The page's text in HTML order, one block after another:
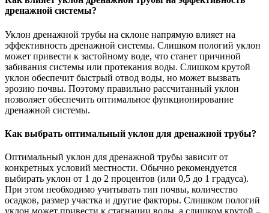
дренажной системы?
Уклон дренажной трубы на склоне напрямую влияет на
эффективность дренажной системы. Слишком пологий уклон
может привести к застойному воде, что станет причиной
забивания системы или протекания воды. Слишком крутой
уклон обеспечит быстрый отвод воды, но может вызвать
эрозию почвы. Поэтому правильно рассчитанный уклон
позволяет обеспечить оптимальное функционирование
дренажной системы.
Как выбрать оптимальный уклон для дренажной трубы?
Оптимальный уклон для дренажной трубы зависит от
конкретных условий местности. Обычно рекомендуется
выбирать уклон от 1 до 2 процентов (или 0,5 до 1 градуса).
При этом необходимо учитывать тип почвы, количество
осадков, размер участка и другие факторы. Слишком пологий